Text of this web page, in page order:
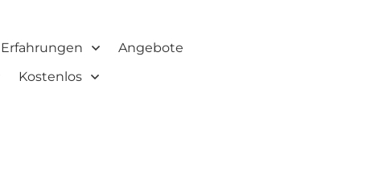
Erfahrungen
Angebote
Kostenlos